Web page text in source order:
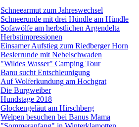
Schneearmut zum Jahreswechsel
Schneerunde mit drei Hündle am Hündle
Sofawölfe am herbstlichen Argendelta
Herbstimpressionen
Einsamer Aufstieg zum Riedberger Horn
Beslerrunde mit Nebelschwaden
"Wildes Wasser" Camping Tour
Banu sucht Entschleunigung
Auf Wolferkundung am Hochgrat
Die Burgweiber
Hundstage 2018
Glockengeläut am Hirschberg
Welpen besuchen bei Banus Mama